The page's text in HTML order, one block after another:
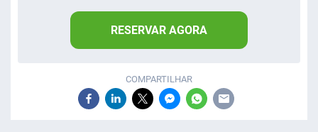
RESERVAR AGORA
COMPARTILHAR